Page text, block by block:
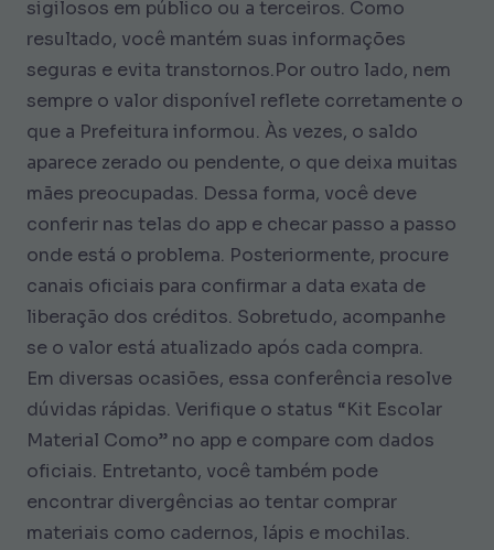
sigilosos em público ou a terceiros. Como
resultado, você mantém suas informações
seguras e evita transtornos.Por outro lado, nem
sempre o valor disponível reflete corretamente o
que a Prefeitura informou. Às vezes, o saldo
aparece zerado ou pendente, o que deixa muitas
mães preocupadas. Dessa forma, você deve
conferir nas telas do app e checar passo a passo
onde está o problema. Posteriormente, procure
canais oficiais para confirmar a data exata de
liberação dos créditos. Sobretudo, acompanhe
se o valor está atualizado após cada compra.
Em diversas ocasiões, essa conferência resolve
dúvidas rápidas. Verifique o status “Kit Escolar
Material Como” no app e compare com dados
oficiais. Entretanto, você também pode
encontrar divergências ao tentar comprar
materiais como cadernos, lápis e mochilas.